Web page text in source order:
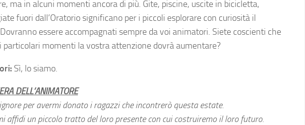
ma in alcuni momenti ancora di più. Gite, piscine, uscite in bicicletta,
fuori dall’Oratorio significano per i piccoli esplorare con curiosità il
essere accompagnati sempre da voi animatori. Siete coscienti che
particolari momenti la vostra attenzione dovrà aumentare?
Sì, lo siamo.
DELL’ANIMATORE
per avermi donato i ragazzi che incontrerò questa estate.
affidi un piccolo tratto del loro presente con cui costruiremo il loro futuro.